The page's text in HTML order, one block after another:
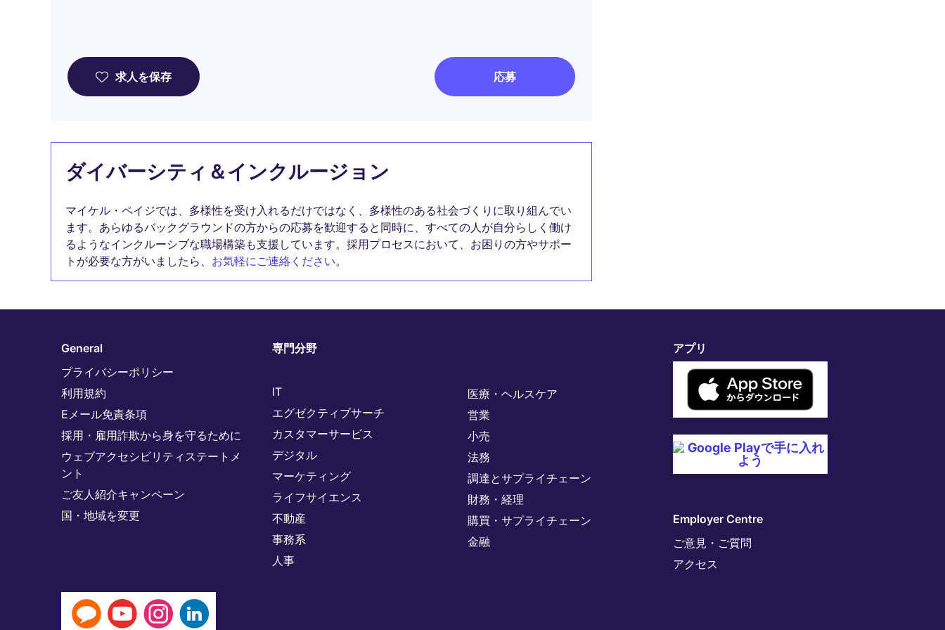
求人を保存 応募
ダイバーシティ＆インクルージョン
マイケル・ペイジでは、多様性を受け入れるだけではなく、多様性のある社会づくりに取り組んでい
ます。あらゆるバックグラウンドの方からの応募を歓迎すると同時に、すべての人が自分らしく働け
るようなインクルーシブな職場構築も支援しています。採用プロセスにおいて、お困りの方やサポー
トが必要な方がいましたら、 お気軽にご連絡ください。
General
プライバシーポリシー
利用規約
Eメール免責条項
採用・雇用詐欺から身を守るために
ウェブアクセシビリティステートメ
ント
ご友人紹介キャンペーン
国・地域を変更
専門分野
IT
エグゼクティブサーチ
カスタマーサービス
デジタル
マーケティング
ライフサイエンス
不動産
事務系
人事
医療・ヘルスケア
営業
小売
法務
調達とサプライチェーン
財務・経理
購買・サプライチェーン
金融
アプリ
Employer Centre
ご意見・ご質問
アクセス